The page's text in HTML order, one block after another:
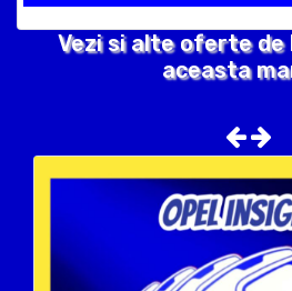
Vezi si alte oferte
aceasta